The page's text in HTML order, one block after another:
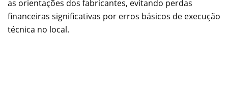
as orientações dos fabricantes, evitando perdas
financeiras significativas por erros básicos de execução
técnica no local.